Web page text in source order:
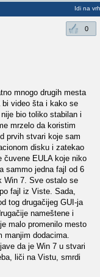
Idi na vrh
0
mnogo drugih mesta
bi video šta i kako se
bio toliko stabilan i
mrzelo da koristim
prvih stvari koje sam
disku i zatekao
čuvene EULA koje niko
sammo jedna fajl od 6
Win 7. Sve ostalo se
fajl iz Viste. Sada,
tog drugačijeg GUI-ja
nameštene i
malo promenilo mesto
manjim dodacima.
da je Win 7 u stvari
liči na Vistu, smrdi